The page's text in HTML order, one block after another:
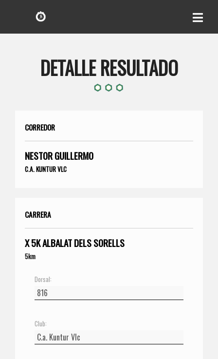
DETALLE RESULTADO
CORREDOR
NESTOR GUILLERMO
C.A. KUNTUR VLC
CARRERA
X 5K ALBALAT DELS SORELLS
5km
Dorsal:
Club: